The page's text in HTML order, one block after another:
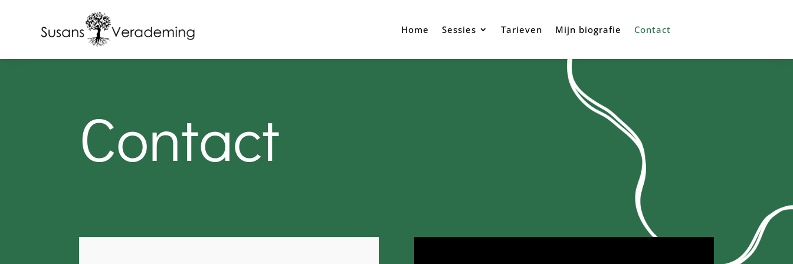
Home Sessies Tarieven Mijn biografie Contact
Contact